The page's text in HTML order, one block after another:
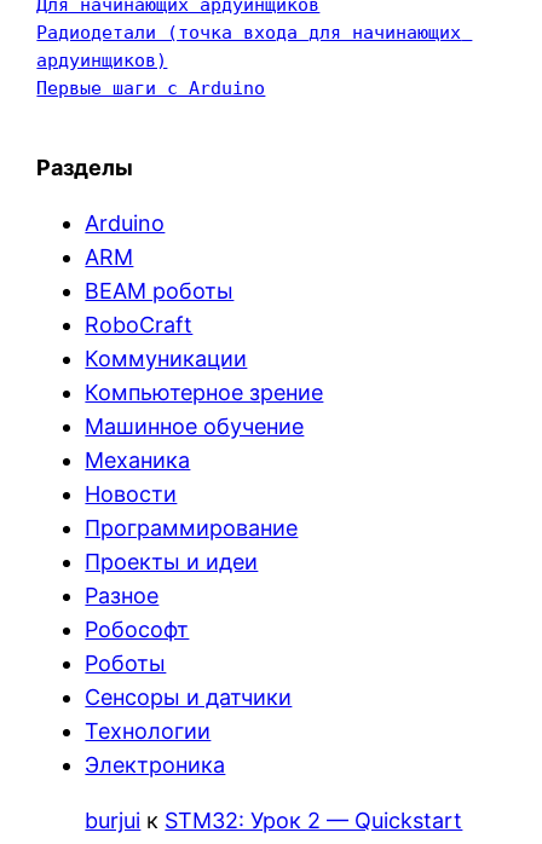
Радиодетали (точка входа для начинающих
ардуинщиков)
Первые шаги с Arduino
Разделы
Arduino
ARM
BEAM роботы
RoboCraft
Коммуникации
Компьютерное зрение
Машинное обучение
Механика
Новости
Программирование
Проекты и идеи
Разное
Робософт
Роботы
Сенсоры и датчики
Технологии
Электроника
burjui к STM32: Урок 2 — Quickstart